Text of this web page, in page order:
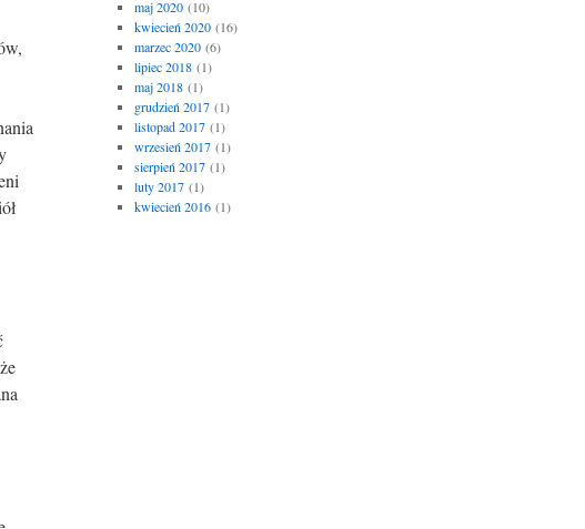
maj 2020(10)
kwiecień 2020(16)
marzec 2020(6)
lipiec 2018(1)
maj 2018(1)
grudzień 2017(1)
listopad 2017(1)
wrzesień 2017(1)
sierpień 2017(1)
luty 2017(1)
kwiecień 2016(1)